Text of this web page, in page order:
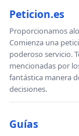
Peticion.es
Proporcionamos
Comienza una
poderoso servicio.
mencionadas por
fantástica manera
decisiones.
Guías